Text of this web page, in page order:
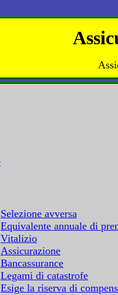
Selezione avversa
Equivalente annuale di
Vitalizio
Assicurazione
Bancassurance
Legami di catastrofe
Esige la riserva di